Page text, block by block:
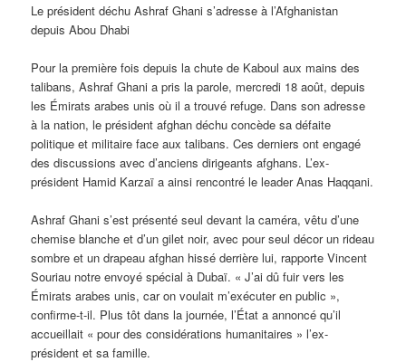
Le président déchu Ashraf Ghani s’adresse à l’Afghanistan
depuis Abou Dhabi
Pour la première fois depuis la chute de Kaboul aux mains des
talibans, Ashraf Ghani a pris la parole, mercredi 18 août, depuis
les Émirats arabes unis où il a trouvé refuge. Dans son adresse
à la nation, le président afghan déchu concède sa défaite
politique et militaire face aux talibans. Ces derniers ont engagé
des discussions avec d’anciens dirigeants afghans. L’ex-
président Hamid Karzaï a ainsi rencontré le leader Anas Haqqani.
Ashraf Ghani s’est présenté seul devant la caméra, vêtu d’une
chemise blanche et d’un gilet noir, avec pour seul décor un rideau
sombre et un drapeau afghan hissé derrière lui, rapporte Vincent
Souriau notre envoyé spécial à Dubaï. « J’ai dû fuir vers les
Émirats arabes unis, car on voulait m’exécuter en public »,
confirme-t-il. Plus tôt dans la journée, l’État a annoncé qu’il
accueillait « pour des considérations humanitaires » l’ex-
président et sa famille.